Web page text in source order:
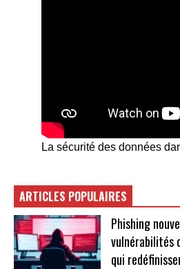
La sécurité des données
ARTICLES POPULAIRES
Phishing
vulnérabilités
qui